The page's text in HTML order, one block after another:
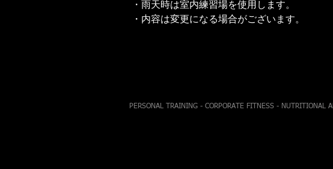
・雨天時は室内練習場を使用します。
・内容は変更になる場合がございます。
PERSONAL TRAINING - CORPORATE FITNESS - NUTRITIONAL